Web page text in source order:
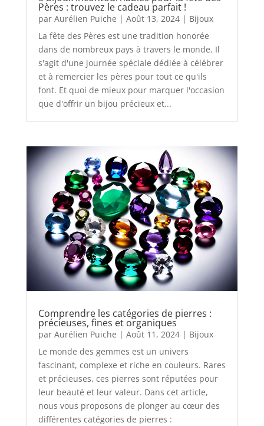
Pères : trouvez le cadeau parfait !
par Aurélien Puiche | Août 13, 2024| Bijoux
La fête des Pères est une tradition honorée
dans de nombreux pays à travers le monde. Il
s'agit d'une journée spéciale dédiée à célébrer
et à remercier les pères pour tout ce qu'ils
font. Et quoi de mieux pour marquer l'occasion
que d'offrir un bijou précieux et...
Comprendre les catégories de pierres :
précieuses, fines et organiques
par Aurélien Puiche | Août 11, 2024| Bijoux
Le monde des gemmes est un univers
fascinant, complexe et riche en couleurs. Rares
et précieuses, ces pierres sont réputées pour
leur beauté et leur valeur. Dans cet article,
nous vous proposons de plonger au cœur des
différentes catégories de pierres :